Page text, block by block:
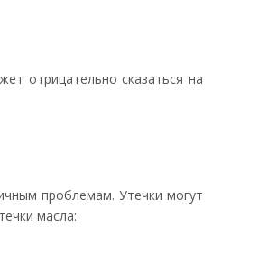
отрицательно сказаться на
проблемам. Утечки могут
масла: